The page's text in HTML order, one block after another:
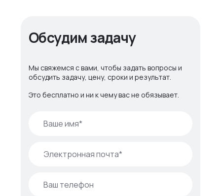
Обсудим задачу
Мы свяжемся с вами, чтобы задать вопросы и
обсудить задачу, цену, сроки и результат.
Это бесплатно и ни к чему вас не обязывает.